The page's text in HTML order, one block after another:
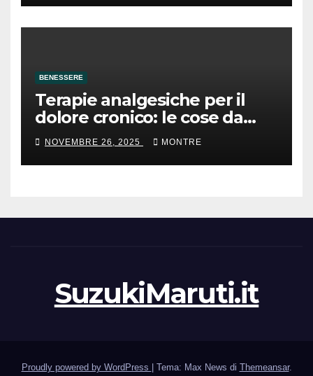
BENESSERE
Terapie analgesiche per il
dolore cronico: le cose da
sapere
NOVEMBRE 26, 2025 MONTRE
SuzukiMaruti.it
Proudly powered by WordPress Tema: Max News di Themeansar.